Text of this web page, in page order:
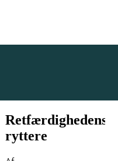
Retfærdighedens
ryttere